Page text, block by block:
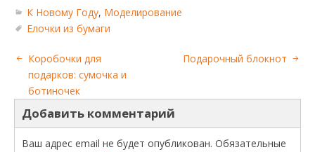
К Новому Году, Моделирование
Елочки из бумаги
Коробочки для
подарков: сумочка и
ботиночек
Подарочный блокнот
Добавить комментарий
Ваш адрес email не будет опубликован. Обязательные